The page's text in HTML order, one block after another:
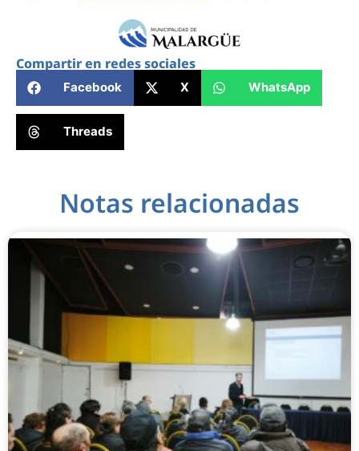
Compartir en redes sociales
Facebook X WhatsApp
Threads
Notas relacionadas